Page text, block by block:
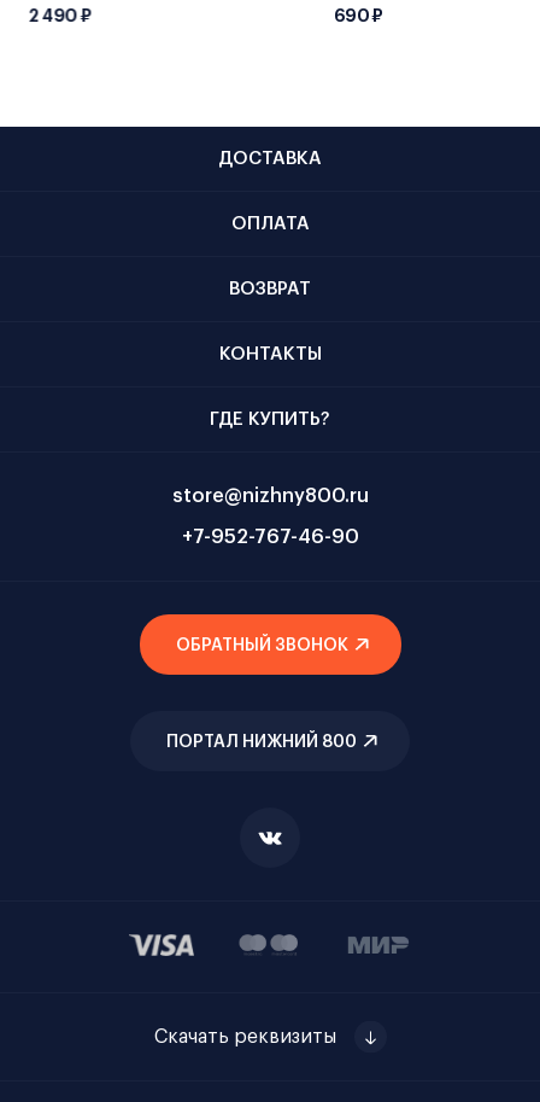
2 490 ₽ 690 ₽
ДОСТАВКА
ОПЛАТА
ВОЗВРАТ
КОНТАКТЫ
ГДЕ КУПИТЬ?
store@nizhny800.ru
+7-952-767-46-90
Скачать реквизиты
ОБРАТНЫЙ ЗВОНОК
ПОРТАЛ НИЖНИЙ 800